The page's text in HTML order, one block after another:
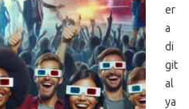
er
a
di
git
al
ya